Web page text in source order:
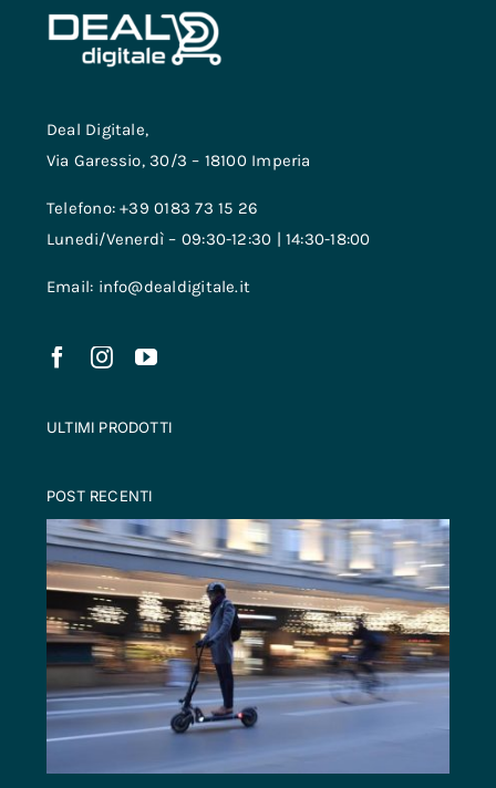
Deal Digitale,
Via Garessio, 30/3 – 18100 Imperia
Telefono: +39 0183 73 15 26
Lunedi/Venerdì – 09:30-12:30 | 14:30-18:00
Email: info@dealdigitale.it
ULTIMI PRODOTTI
POST RECENTI